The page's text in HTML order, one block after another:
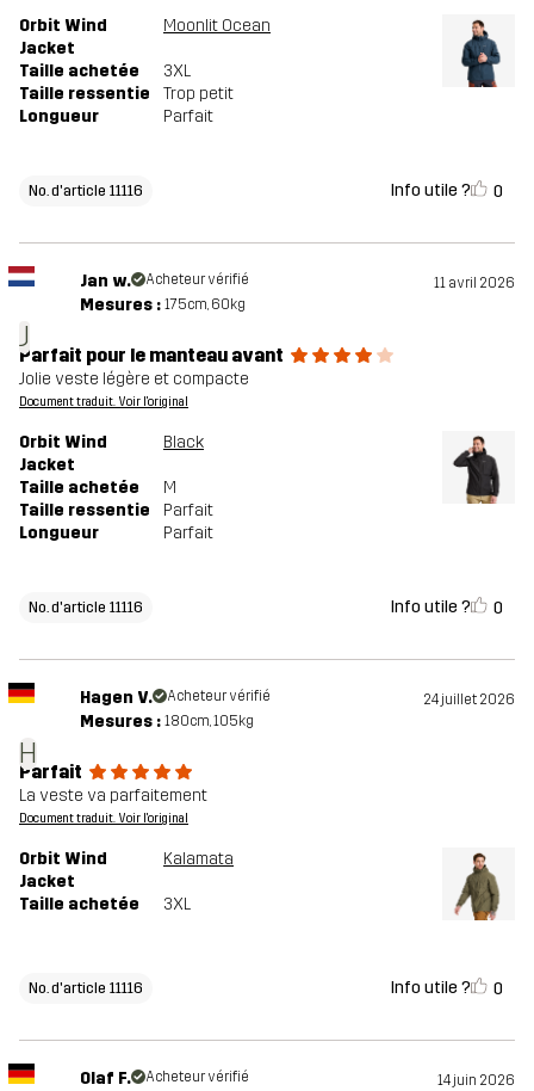
Orbit Wind
Jacket
Moonlit Ocean
Taille achetée
3XL
Taille ressentie
Trop petit
Longueur
Parfait
No. d'article 11116 Info utile ? 0
J
Jan w. Acheteur vérifié 11 avril 2026
Mesures : 175cm, 60kg
Parfait pour le manteau avant
Jolie veste légère et compacte
Document traduit. Voir l'original
Orbit Wind
Jacket
Black
Taille achetée
M
Taille ressentie
Parfait
Longueur
Parfait
No. d'article 11116 Info utile ? 0
H
Hagen V. Acheteur vérifié 24 juillet 2026
Mesures : 180cm, 105kg
Parfait
La veste va parfaitement
Document traduit. Voir l'original
Orbit Wind
Jacket
Kalamata
Taille achetée 3XL
No. d'article 11116 Info utile ? 0
Olaf F. Acheteur vérifié 14 juin 2026